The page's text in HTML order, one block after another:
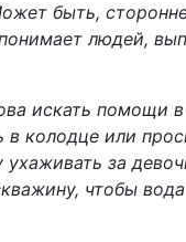
быть,
людей,
искать
колодце или
за
чтобы